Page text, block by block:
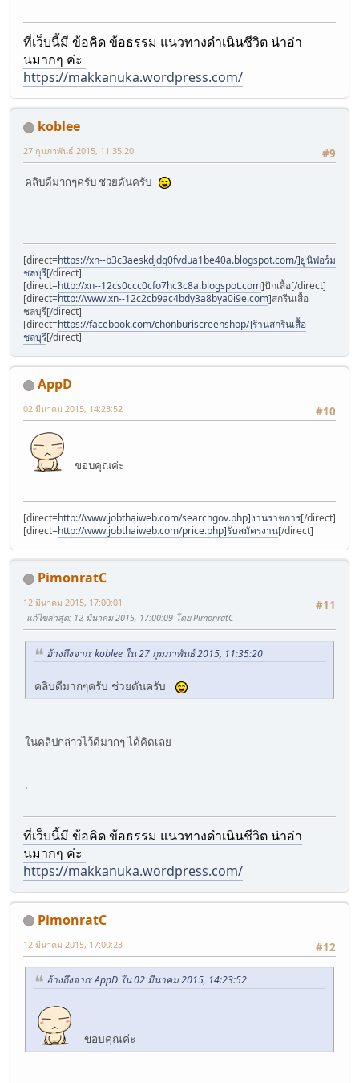
ที่เว็บนี้มี ข้อคิด ข้อธรรม แนวทางดำเนินชีวิต น่าอ่า
นมากๆ ค่ะ
https://makkanuka.wordpress.com/
koblee
#9
27 กุมภาพันธ์ 2015, 11:35:20
คลิบดีมากๆครับ ช่วยดันครับ
[direct=https://xn--b3c3aeskdjdq0fvdua1be40a.blogspot.com/]ยูนิฟอร์ม
ชลบุรี[/direct]
[direct=http://xn--12cs0ccc0cfo7hc3c8a.blogspot.com]ปักเสื้อ[/direct]
[direct=http://www.xn--12c2cb9ac4bdy3a8bya0i9e.com]สกรีนเสื้อ
ชลบุรี[/direct]
[direct=https://facebook.com/chonburiscreenshop/]ร้านสกรีนเสื้อ
ชลบุรี[/direct]
AppD
#10
02 มีนาคม 2015, 14:23:52
ขอบคุณค่ะ
[direct=http://www.jobthaiweb.com/searchgov.php]งานราชการ[/direct]
[direct=http://www.jobthaiweb.com/price.php]รับสมัครงาน[/direct]
PimonratC
#11
12 มีนาคม 2015, 17:00:01
แก้ไขล่าสุด: 12 มีนาคม 2015, 17:00:09 โดย PimonratC
อ้างถึงจาก: koblee ใน 27 กุมภาพันธ์ 2015, 11:35:20
คลิบดีมากๆครับ ช่วยดันครับ
ในคลิปกล่าวไว้ดีมากๆ ได้คิดเลย
.
ที่เว็บนี้มี ข้อคิด ข้อธรรม แนวทางดำเนินชีวิต น่าอ่า
นมากๆ ค่ะ
https://makkanuka.wordpress.com/
PimonratC
#12
12 มีนาคม 2015, 17:00:23
อ้างถึงจาก: AppD ใน 02 มีนาคม 2015, 14:23:52
ขอบคุณค่ะ